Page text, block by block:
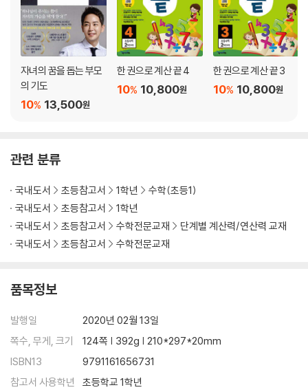
자녀의 꿈을 돕는 부모
의 기도
13,500원
10%
한 권으로 계산 끝 4
10,800원
10%
한 권으로 계산 끝 3
10,800원
10%
관련 분류
국내도서 초등참고서 1학년
수학(초등1)
국내도서
초등참고서
1학년
국내도서
초등참고서 수학전문교재
단계별 계산력/연산력 교재
국내도서
초등참고서 수학전문교재
품목정보
발행일
2020년 02월 13일
쪽수, 무게, 크기
124쪽 | 392g | 210*297*20mm
ISBN13
9791161656731
참고서 사용학년
초등학교 1학년